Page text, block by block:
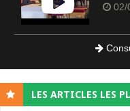
02/
LES ARTICLES LES